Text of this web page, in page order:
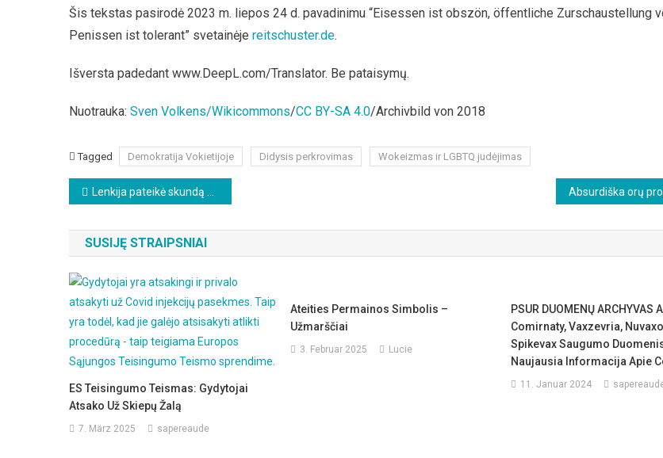
Šis tekstas pasirodė 2023 m. liepos 24 d. pavadinimu “Eisessen ist obszön, öffentliche Zurschaustellung
Penissen ist tolerant” svetainėje reitschuster.de.
Išversta padedant www.DeepL.com/Translator. Be pataisymų.
Nuotrauka: Sven Volkens/Wikicommons/CC BY-SA 4.0/Archivbild von 2018
Tagged Demokratija Vokietijoje Didysis perkrovimas Wokeizmas ir LGBTQ judėjimas
Beitragsnavigation
Lenkija pateikė skundą dėl Europos Sąjungos klimato tikslų
SUSIJĘ STRAIPSNIAI
ES Teisingumo Teismas: Gydytojai
Atsako Už Skiepų Žalą
7. März 2025 sapereaude
Ateities Permainos Simbolis –
Užmarščiai
3. Februar 2025 Lucie
PSUR DUOMENŲ ARCHYVAS
Comirnaty, Vaxzevria,
Spikevax Saugumo
Naujausia Informacija Apie
11. Januar 2024